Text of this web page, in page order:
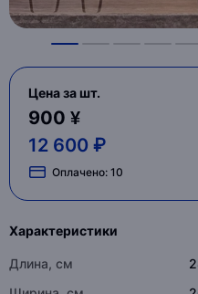
Цена за шт.
900 ¥
12 600 ₽
Оплачено: 10
Характеристики
Длина, см